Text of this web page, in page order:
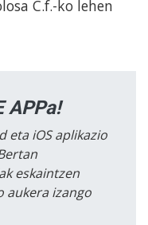
C.f.-ko lehen
APPa!
eta iOS aplikazio
eskaintzen
aukera izango